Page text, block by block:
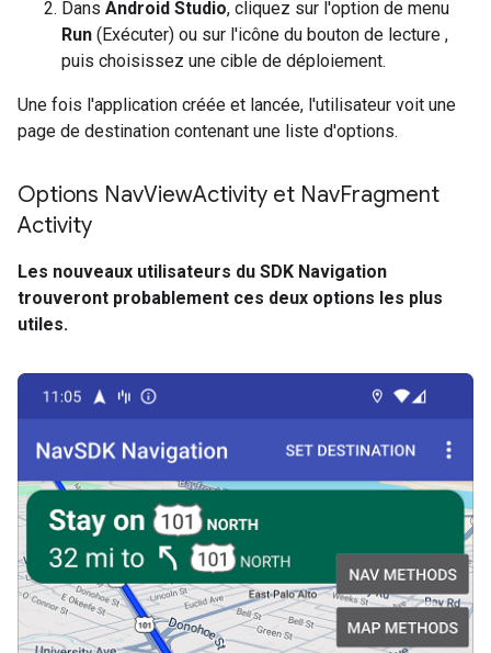
Dans Android Studio, cliquez sur l'option de menu
Run (Exécuter) ou sur l'icône du bouton de lecture ,
puis choisissez une cible de déploiement.
Une fois l'application créée et lancée, l'utilisateur voit une
page de destination contenant une liste d'options.
Options NavViewActivity et NavFragment
Activity
Les nouveaux utilisateurs du SDK Navigation
trouveront probablement ces deux options les plus
utiles.